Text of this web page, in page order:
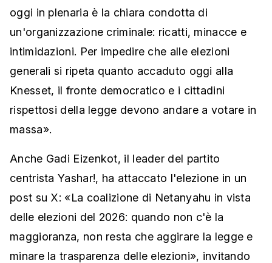
oggi in plenaria è la chiara condotta di
un'organizzazione criminale: ricatti, minacce e
intimidazioni. Per impedire che alle elezioni
generali si ripeta quanto accaduto oggi alla
Knesset, il fronte democratico e i cittadini
rispettosi della legge devono andare a votare in
massa».
Anche Gadi Eizenkot, il leader del partito
centrista Yashar!, ha attaccato l'elezione in un
post su X: «La coalizione di Netanyahu in vista
delle elezioni del 2026: quando non c'è la
maggioranza, non resta che aggirare la legge e
minare la trasparenza delle elezioni», invitando